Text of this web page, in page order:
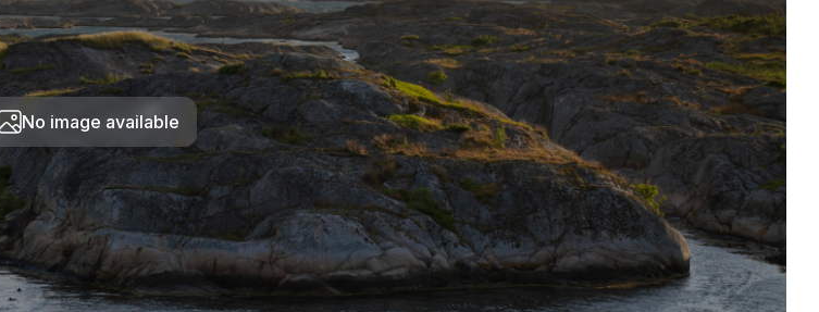
No image available